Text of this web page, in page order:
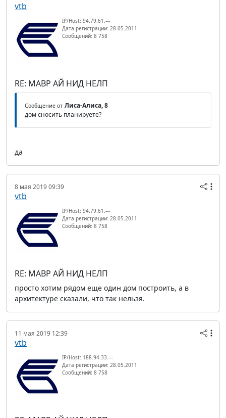
vtb
IP/Host: 94.79.61.---
Дата регистрации: 28.05.2011
Сообщений: 8 758
RE: МАВР АЙ НИД НЕЛП
Сообщение от Лиса-Алиса, 8
дом сносить планируете?
да
8 мая 2019 09:39
vtb
IP/Host: 94.79.61.---
Дата регистрации: 28.05.2011
Сообщений: 8 758
RE: МАВР АЙ НИД НЕЛП
просто хотим рядом еще один дом построить, а в
архитектуре сказали, что так нельзя.
11 мая 2019 12:39
vtb
IP/Host: 188.94.33.---
Дата регистрации: 28.05.2011
Сообщений: 8 758